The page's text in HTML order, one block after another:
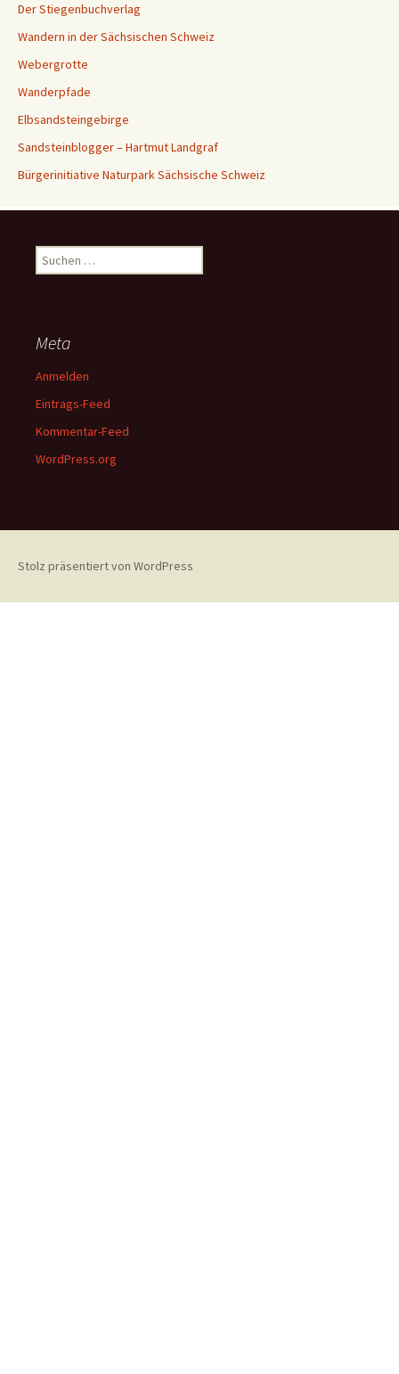
Der Stiegenbuchverlag
Wandern in der Sächsischen Schweiz
Webergrotte
Wanderpfade
Elbsandsteingebirge
Sandsteinblogger – Hartmut Landgraf
Bürgerinitiative Naturpark Sächsische Schweiz
Suchen
nach:
Meta
Anmelden
Eintrags-Feed
Kommentar-Feed
WordPress.org
Stolz präsentiert von WordPress